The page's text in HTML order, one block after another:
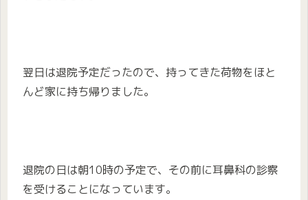
翌日は退院予定だったので、持ってきた荷物をほと
んど家に持ち帰りました。
退院の日は朝10時の予定で、その前に耳鼻科の診察
を受けることになっています。